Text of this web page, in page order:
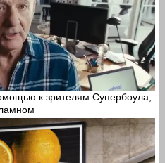
к зрителям Супербоула,